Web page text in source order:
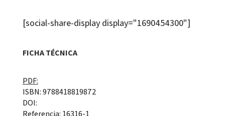
[social-share-display display="1690454300"]
FICHA TÉCNICA
PDF:
ISBN: 9788418819872
DOI:
Referencia: 16316-1